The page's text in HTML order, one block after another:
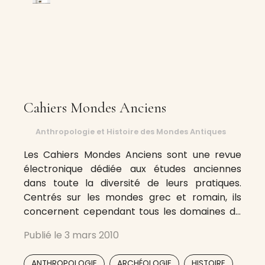
Cahiers Mondes Anciens
Anthropologie et Histoire des Mondes Antiques
Les Cahiers Mondes Anciens sont une revue
électronique dédiée aux études anciennes
dans toute la diversité de leurs pratiques.
Centrés sur les mondes grec et romain, ils
concernent cependant tous les domaines de
comportent une dimension anthropologique
et comparatiste qui va au-delà de ce cadre.
Publié le 3 mars 2010